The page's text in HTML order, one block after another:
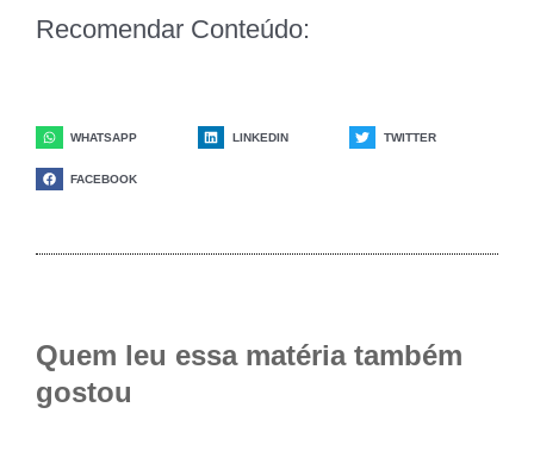
Recomendar Conteúdo:
WHATSAPP LINKEDIN TWITTER
FACEBOOK
Quem leu essa matéria também
gostou